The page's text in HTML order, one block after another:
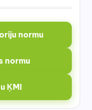
normu
normu
ĶMI